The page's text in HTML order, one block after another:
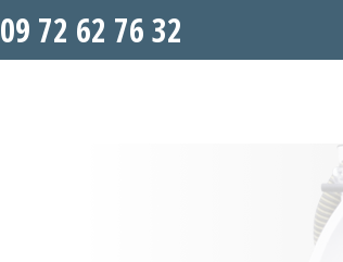
09 72 62 76 32